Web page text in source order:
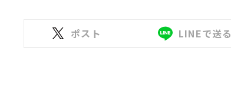
ポスト LINEで送る